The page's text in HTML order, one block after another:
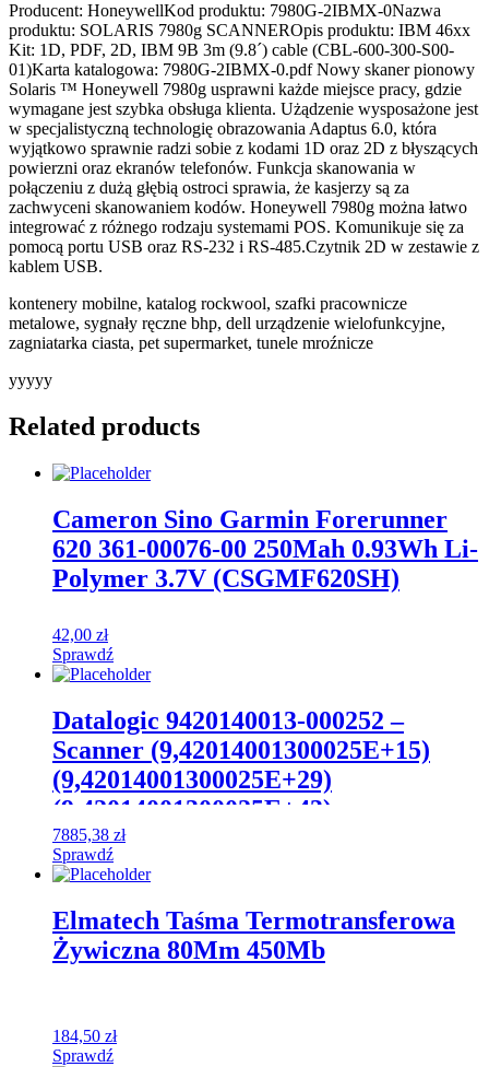
Producent: HoneywellKod produktu: 7980G-2IBMX-0Nazwa
produktu: SOLARIS 7980g SCANNEROpis produktu: IBM 46xx
Kit: 1D, PDF, 2D, IBM 9B 3m (9.8´) cable (CBL-600-300-S00-
01)Karta katalogowa: 7980G-2IBMX-0.pdf Nowy skaner pionowy
Solaris ™ Honeywell 7980g usprawni każde miejsce pracy, gdzie
wymagane jest szybka obsługa klienta. Użądzenie wysposażone jest
w specjalistyczną technologię obrazowania Adaptus 6.0, która
wyjątkowo sprawnie radzi sobie z kodami 1D oraz 2D z błyszących
powierzni oraz ekranów telefonów. Funkcja skanowania w
połączeniu z dużą głębią ostroci sprawia, że kasjerzy są za
zachwyceni skanowaniem kodów. Honeywell 7980g można łatwo
integrować z różnego rodzaju systemami POS. Komunikuje się za
pomocą portu USB oraz RS-232 i RS-485.Czytnik 2D w zestawie z
kablem USB.
kontenery mobilne, katalog rockwool, szafki pracownicze
metalowe, sygnały ręczne bhp, dell urządzenie wielofunkcyjne,
zagniatarka ciasta, pet supermarket, tunele mroźnicze
yyyyy
Related products
Cameron Sino Garmin Forerunner
620 361-00076-00 250Mah 0.93Wh Li-
Polymer 3.7V (CSGMF620SH)
42,00 zł
Sprawdź
Datalogic 9420140013-000252 –
Scanner (9,42014001300025E+15)
(9,42014001300025E+29)
(9,42014001300025E+43)
(9,42014001300025E+57)
(9,42014001300025E+7
7885,38 zł
Sprawdź
Elmatech Taśma Termotransferowa
Żywiczna 80Mm 450Mb
184,50 zł
Sprawdź